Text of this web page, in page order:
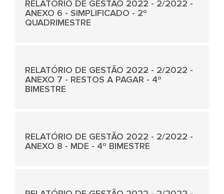
RELATÓRIO DE GESTÃO 2022 - 2/2022 -
ANEXO 6 - SIMPLIFICADO - 2º
QUADRIMESTRE
RELATÓRIO DE GESTÃO 2022 - 2/2022 -
ANEXO 7 - RESTOS A PAGAR - 4º
BIMESTRE
RELATÓRIO DE GESTÃO 2022 - 2/2022 -
ANEXO 8 - MDE - 4º BIMESTRE